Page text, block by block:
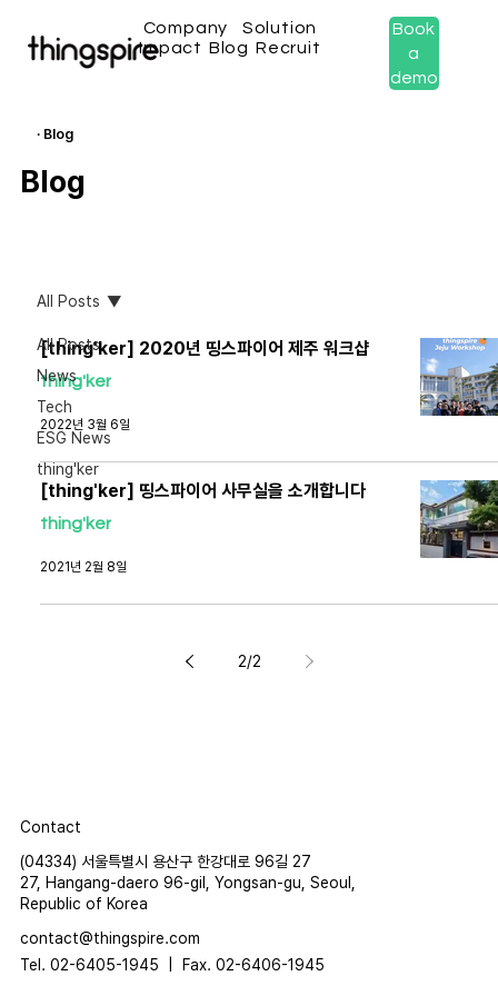
Company
Solution
Impact Blog Recruit
Book
a
demo
All Posts
News
Tech
ESG News
thing'ker
All Posts
[thing'ker] 2020년 띵스파이어 제주 워크샵
thing'ker
2022년 3월 6일
[thing'ker] 띵스파이어 사무실을 소개합니다
thing'ker
2021년 2월 8일
2/2
· Blog
Blog
Contact
(04334) 서울특별시 용산구 한강대로 96길 27
27, Hangang-daero 96-gil, Yongsan-gu, Seoul,
Republic of Korea
contact@thingspire.com
Tel. 02-6405-1945 | Fax. 02-6406-1945